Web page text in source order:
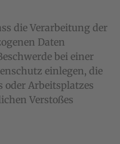
die Verarbeitung der
Daten
bei einer
einlegen, die
oder Arbeitsplatzes
Verstoßes